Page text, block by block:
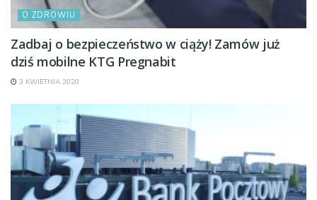
O ZDROWIU
Zadbaj o bezpieczeństwo w ciąży! Zamów już
dziś mobilne KTG Pregnabit
3 KWIETNIA 2020